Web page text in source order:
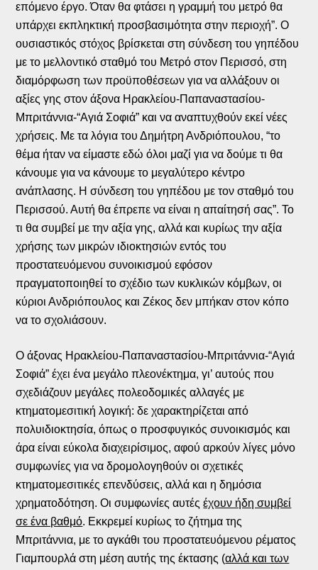
επόμενο έργο. Όταν θα φτάσει η γραμμή του μετρό θα
υπάρχει εκπληκτική προσβασιμότητα στην περιοχή”. Ο
ουσιαστικός στόχος βρίσκεται στη σύνδεση του γηπέδου
με το μελλοντικό σταθμό του Μετρό στον Περισσό, στη
διαμόρφωση των προϋποθέσεων για να αλλάξουν οι
αξίες γης στον άξονα Ηρακλείου-Παπαναστασίου-
Μπριτάννια-“Αγιά Σοφιά” και να αναπτυχθούν εκεί νέες
χρήσεις. Με τα λόγια του Δημήτρη Ανδριόπουλου, “το
θέμα ήταν να είμαστε εδώ όλοι μαζί για να δούμε τι θα
κάνουμε για να κάνουμε το μεγαλύτερο κέντρο
ανάπλασης. Η σύνδεση του γηπέδου με τον σταθμό του
Περισσού. Αυτή θα έπρεπε να είναι η απαίτησή σας”. Το
τι θα συμβεί με την αξία γης, αλλά και κυρίως την αξία
χρήσης των μικρών ιδιοκτησιών εντός του
προστατευόμενου συνοικισμού εφόσον
πραγματοποιηθεί το σχέδιο των κυκλικών κόμβων, οι
κύριοι Ανδριόπουλος και Ζέκος δεν μπήκαν στον κόπο
να το σχολιάσουν.
Ο άξονας Ηρακλείου-Παπαναστασίου-Μπριτάννια-“Αγιά
Σοφιά” έχει ένα μεγάλο πλεονέκτημα, γι’ αυτούς που
σχεδιάζουν μεγάλες πολεοδομικές αλλαγές με
κτηματομεσιτική λογική: δε χαρακτηρίζεται από
πολυιδιοκτησία, όπως ο προσφυγικός συνοικισμός και
άρα είναι εύκολα διαχειρίσιμος, αφού αρκούν λίγες μόνο
συμφωνίες για να δρομολογηθούν οι σχετικές
κτηματομεσιτικές επενδύσεις, αλλά και η δημόσια
χρηματοδότηση. Οι συμφωνίες αυτέςέχουν ήδη συμβεί
σε ένα βαθμό. Εκκρεμεί κυρίως το ζήτημα της
Μπριτάννια, με το αγκάθι του προστατευόμενου ρέματος
Γιαμπουρλά στη μέση αυτής της έκτασης (αλλά και των